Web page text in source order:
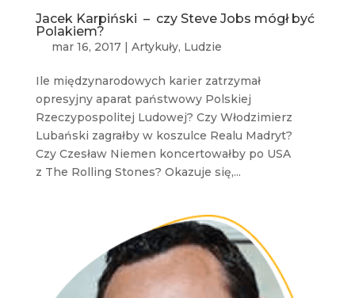
Jacek Karpiński – czy Steve Jobs mógł być
Polakiem?
mar 16, 2017| Artykuły, Ludzie
Ile międzynarodowych karier zatrzymał
opresyjny aparat państwowy Polskiej
Rzeczypospolitej Ludowej? Czy Włodzimierz
Lubański zagrałby w koszulce Realu Madryt?
Czy Czesław Niemen koncertowałby po USA
z The Rolling Stones? Okazuje się,...